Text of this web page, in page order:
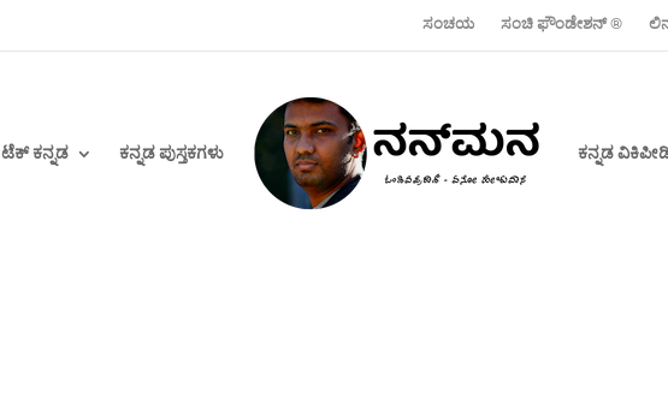
ಸಂಚಯ ಸಂಚಿ ಫೌಂಡೇಶನ್ ‍®
ಟೆಕ್ ಕನ್ನಡ ಕನ್ನಡ ಪುಸ್ತಕಗಳು ಕನ್ನಡ